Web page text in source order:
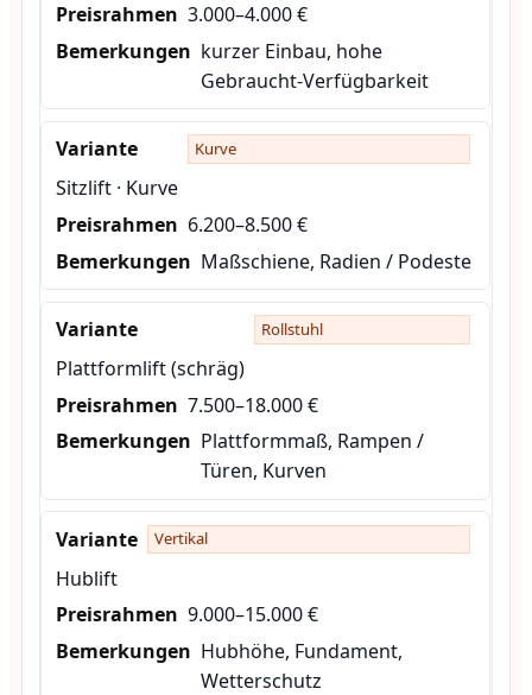
3.000–4.000 €
kurzer Einbau, hohe
Gebraucht-Verfügbarkeit
Kurve
Sitzlift · Kurve
6.200–8.500 €
Maßschiene, Radien / Podeste
Rollstuhl
Plattformlift (schräg)
7.500–18.000 €
Plattformmaß, Rampen /
Türen, Kurven
Vertikal
Hublift
9.000–15.000 €
Hubhöhe, Fundament,
Wetterschutz